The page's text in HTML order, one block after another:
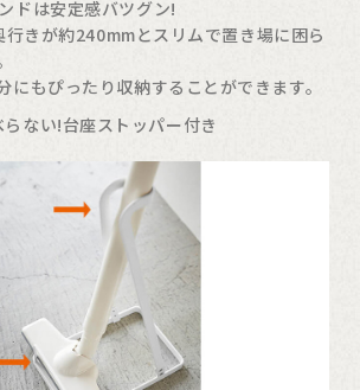
ドは安定感バツグン!
きが約240mmとスリムで置き場に困ら
にもぴったり収納することができます。
らない!台座ストッパー付き